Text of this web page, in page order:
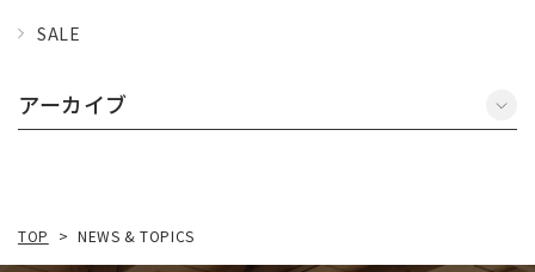
SALE
アーカイブ
TOP > NEWS & TOPICS